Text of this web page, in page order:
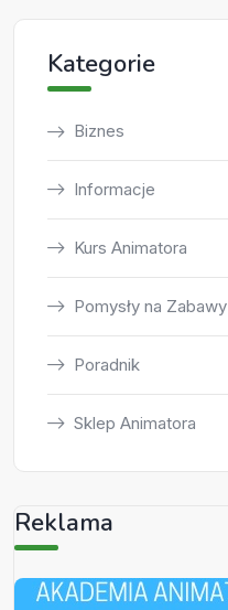
Kategorie
Biznes
Informacje
Kurs Animatora
Pomysły na Zabawy
Poradnik
Sklep Animatora
Reklama